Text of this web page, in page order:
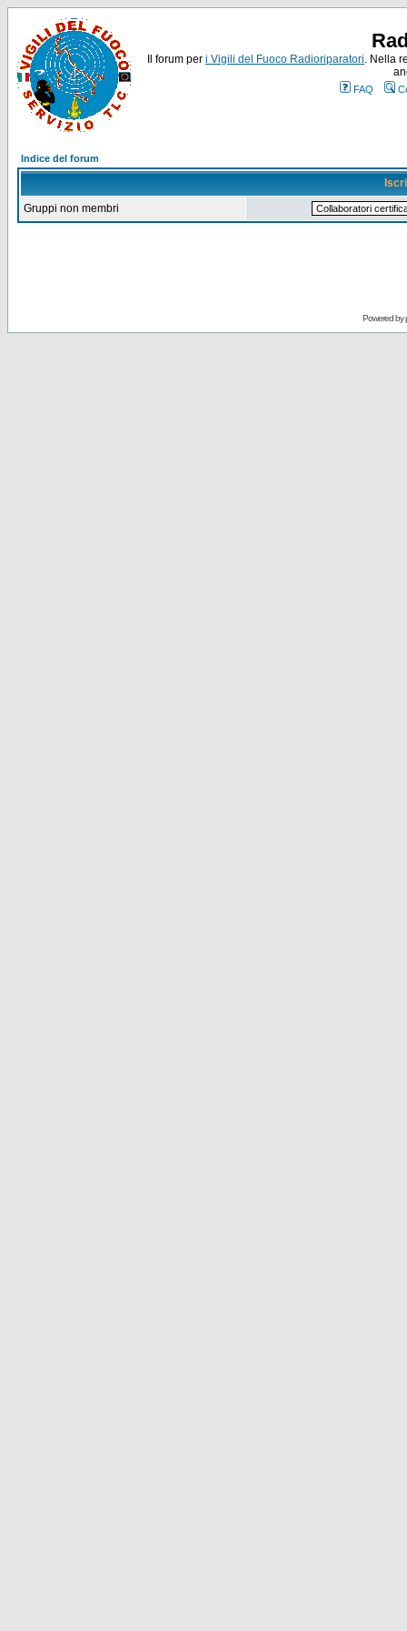
Il forum per i Vigili del Fuoco Radioriparatori. Nella
FAQ
Indice del forum
Gruppi non membri
Powered by